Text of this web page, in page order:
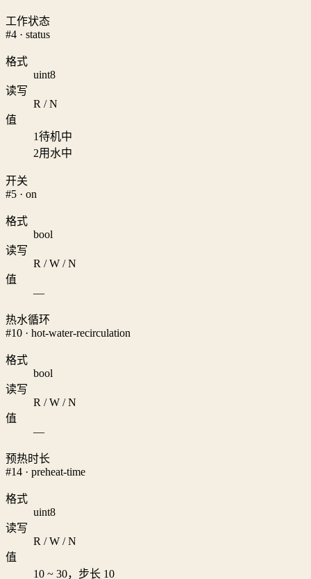
工作状态
#4 · status
格式
uint8
读写
R / N
值
1待机中
2用水中
开关
#5 · on
格式
bool
读写
R / W / N
值
—
热水循环
#10 · hot-water-recirculation
格式
bool
读写
R / W / N
值
—
预热时长
#14 · preheat-time
格式
uint8
读写
R / W / N
值
10 ~ 30，步长 10